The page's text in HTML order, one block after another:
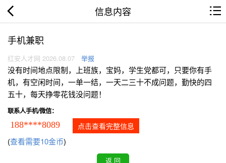
信息内容
手机兼职
红安人才网 2026.08.07 举报
没有时间地点限制，上班族，宝妈，学生党都可，只要你有手
机，有空闲时间，一单一结，一天二三十不成问题，勤快的四
五十，每天挣零花钱没问题！
联系人手机/微信：
188****8089 点击查看完整信息
(查看需要10金币)